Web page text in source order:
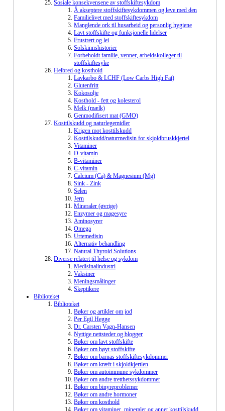
Sosiale konsekvensene av stoffskiftesykdom
Å akseptere stoffskiftesykdommen og leve med den
Familielivet med stoffskiftesykdom
Manglende ork til husarbeid og personlig hygiene
Lavt stoffskifte og funksjonelle lidelser
Frustrert og lei
Solskinnshistorier
Forbeholdt familie, venner, arbeidskolleger til
stoffskiftesyke
Helbred og kosthold
Lavkarbo & LCHF (Low Carbs High Fat)
Glutenfritt
Kokosolje
Kosthold - fett og kolesterol
Melk (mælk)
Genmodifisert mat (GMO)
Kosttilskudd og naturlegemidler
Krigen mot kosttilskudd
Kosttilskudd/naturmedisin for skjoldbruskkjertel
Vitaminer
D-vitamin
B-vitaminer
C-vitamin
Calcium (Ca) & Magnesium (Mg)
Sink - Zink
Selen
Jern
Mineraler (øvrige)
Enzymer og magesyre
Aminosyrer
Omega
Urtemedisin
Alternativ behandling
Natural Thyroid Solutions
Diverse relatert til helse og sykdom
Medisinalindustri
Vaksiner
Meningsmålinger
Skeptikere
Biblioteket
Biblioteket
Bøker og artikler om jod
Per Egil Hegge
Dr. Carsten Vagn-Hansen
Nyttige nettsteder og blogger
Bøker om lavt stoffskifte
Bøker om høyt stoffskifte
Bøker om barnas stoffskiftesykdommer
Bøker om kræft i skjoldkjertlen
Bøker om autoimmune sykdommer
Bøker om andre tretthetssykdommer
Bøker om binyreproblemer
Bøker om andre hormoner
Bøker om kosthold
Bøker om vitaminer, mineraler og annet kosttilskudd